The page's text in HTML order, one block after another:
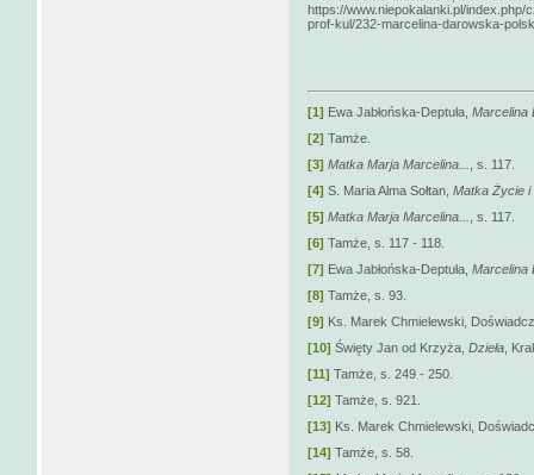
https://www.niepokalanki.pl/
prof-kul/232-marcelina-darowska-
[1] Ewa Jabłońska-Deptuła, Marcelina
[2] Tamże.
[3] Matka Marja Marcelina...
, s. 117.
[4] S. Maria Alma Sołtan, Matka Życie i
[5] Matka Marja Marcelina...
, s. 117.
[6] Tamże, s. 117 - 118.
[7] Ewa Jabłońska-Deptuła, Marcelina
[8] Tamże, s. 93.
[9] Ks. Marek Chmielewski,
[10] Święty Jan od Krzyża, Dzieła ,
[11] Tamże, s. 249 - 250.
[12] Tamże, s. 921.
[13] Ks. Marek Chmielewski,
[14] Tamże, s. 58.